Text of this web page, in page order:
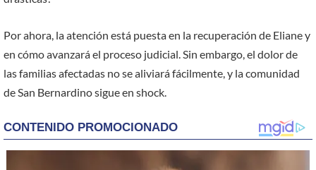
Por ahora, la atención está puesta en la recuperación de Eliane y
en cómo avanzará el proceso judicial. Sin embargo, el dolor de
las familias afectadas no se aliviará fácilmente, y la comunidad
de San Bernardino sigue en shock.